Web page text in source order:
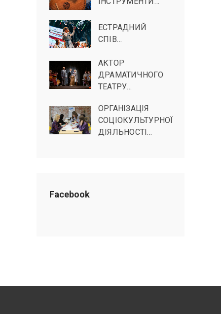
ЕСТРАДНИЙ
СПІВ…
АКТОР
ДРАМАТИЧНОГО
ТЕАТРУ…
ОРГАНІЗАЦІЯ
СОЦІОКУЛЬТУРНОЇ
ДІЯЛЬНОСТІ…
Facebook